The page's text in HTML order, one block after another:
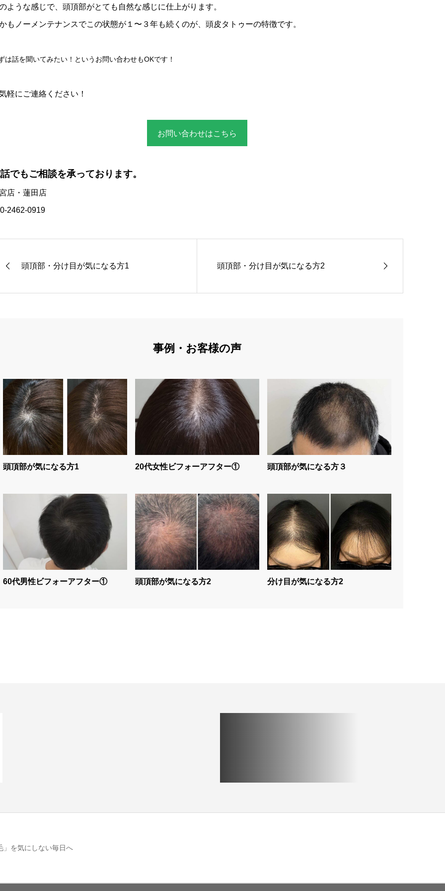
ような感じで、頭頂部がとても自然な感じに仕上がります。
もノーメンテナンスでこの状態が１〜３年も続くのが、頭皮タトゥーの特徴です。
は話を聞いてみたい！というお問い合わせもOKです！
軽にご連絡ください！
お問い合わせはこちら
でもご相談を承っております。
店・蓮田店
2462-0919
頭頂部・分け目が気になる方1 頭頂部・分け目が気になる方2
事例・お客様の声
頭頂部が気になる方1 20代女性ビフォーアフター① 頭頂部が気になる方３
60代男性ビフォーアフター① 頭頂部が気になる方2 分け目が気になる方2
」を気にしない毎日へ